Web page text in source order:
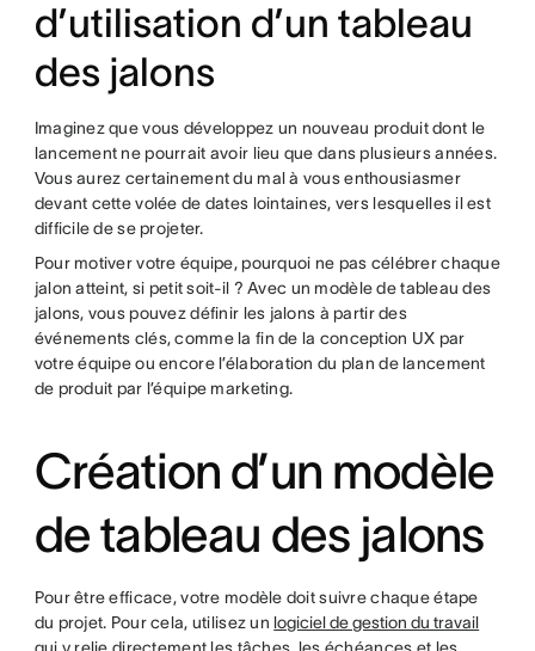
d’utilisation d’un tableau
des jalons
Imaginez que vous développez un nouveau produit dont le
lancement ne pourrait avoir lieu que dans plusieurs années.
Vous aurez certainement du mal à vous enthousiasmer
devant cette volée de dates lointaines, vers lesquelles il est
difficile de se projeter.
Pour motiver votre équipe, pourquoi ne pas célébrer chaque
jalon atteint, si petit soit-il ? Avec un modèle de tableau des
jalons, vous pouvez définir les jalons à partir des
événements clés, comme la fin de la conception UX par
votre équipe ou encore l’élaboration du plan de lancement
de produit par l’équipe marketing.
Création d’un modèle
de tableau des jalons
Pour être efficace, votre modèle doit suivre chaque étape
du projet. Pour cela, utilisez un logiciel de gestion du travail